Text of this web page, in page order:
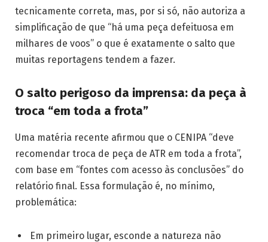
tecnicamente correta, mas, por si só, não autoriza a
simplificação de que “há uma peça defeituosa em
milhares de voos” o que é exatamente o salto que
muitas reportagens tendem a fazer.
O salto perigoso da imprensa: da peça à
troca “em toda a frota”
Uma matéria recente afirmou que o CENIPA “deve
recomendar troca de peça de ATR em toda a frota”,
com base em “fontes com acesso às conclusões” do
relatório final. Essa formulação é, no mínimo,
problemática:
Em primeiro lugar, esconde a natureza não